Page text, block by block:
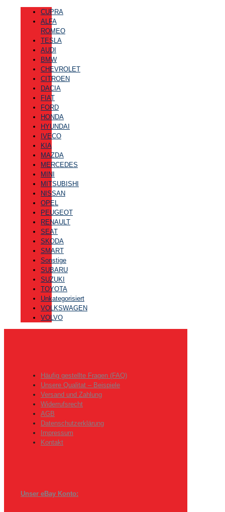
CUPRA
ALFA
ROMEO
TESLA
AUDI
BMW
CHEVROLET
CITROEN
DACIA
FIAT
FORD
HONDA
HYUNDAI
IVECO
KIA
MAZDA
MERCEDES
MINI
MITSUBISHI
NISSAN
OPEL
PEUGEOT
RENAULT
SEAT
SKODA
SMART
Sonstige
SUBARU
SUZUKI
TOYOTA
Unkategorisiert
VOLKSWAGEN
VOLVO
Häufig gestellte Fragen (FAQ)
Unsere Qualitat – Beispiele
Versand und Zahlung
Widerrufsrecht
AGB
Datenschutzerklärung
Impressum
Kontakt
Unser eBay Konto: